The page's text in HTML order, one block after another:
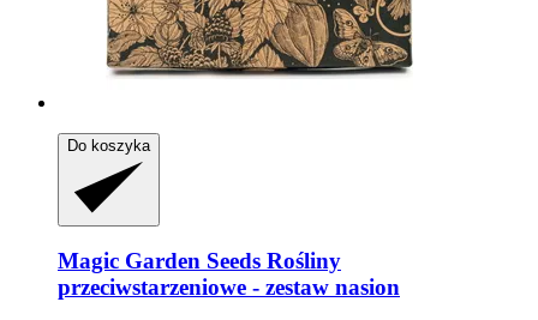
Do koszyka
Magic Garden Seeds Rośliny
przeciwstarzeniowe -​ zestaw nasion